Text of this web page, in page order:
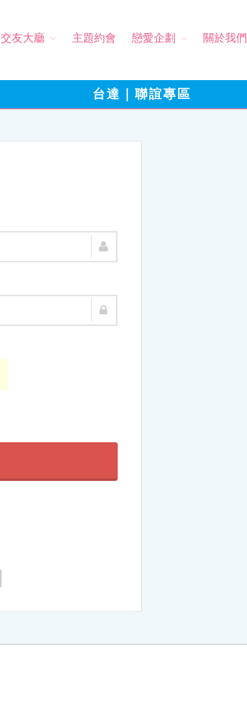
交友大廳 主題約會 戀愛企劃 關於我們
台達｜聯誼專區